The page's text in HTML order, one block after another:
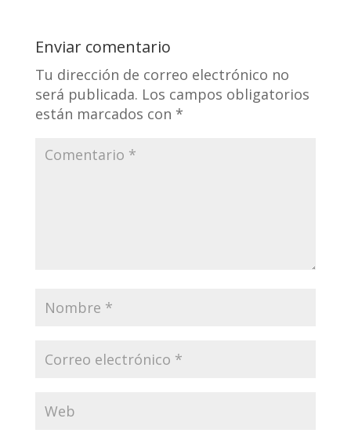
Enviar comentario
Tu dirección de correo electrónico no
será publicada. Los campos obligatorios
están marcados con *